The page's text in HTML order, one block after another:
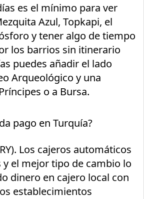
es el mínimo para ver
Azul, Topkapi, el
y tener algo de tiempo
los barrios sin itinerario
puedes añadir el lado
Arqueológico y una
o a Bursa.
pago en Turquía?
Los cajeros automáticos
el mejor tipo de cambio lo
dinero en cajero local con
establecimientos